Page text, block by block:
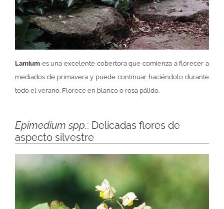
Lamium es una excelente cobertora que comienza a florecer a
mediados de primavera y puede continuar haciéndolo durante
todo el verano. Florece en blanco o rosa pálido.
Epimedium spp.: Delicadas flores de
aspecto silvestre